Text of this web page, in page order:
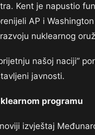
Kent je napustio
AP i
nuklearnog
našoj naciji”
javnosti.
programu
izvještaj